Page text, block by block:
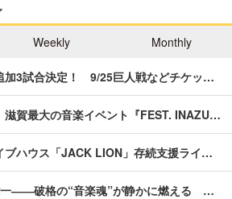
Weekly Monthly
加3試合決定！ 9/25巨人戦などチケッ…
滋賀最大の音楽イベント『FEST. INAZU…
ブハウス「JACK LION」存続支援ライ…
一――破格の“音楽魂”が静かに燃える …